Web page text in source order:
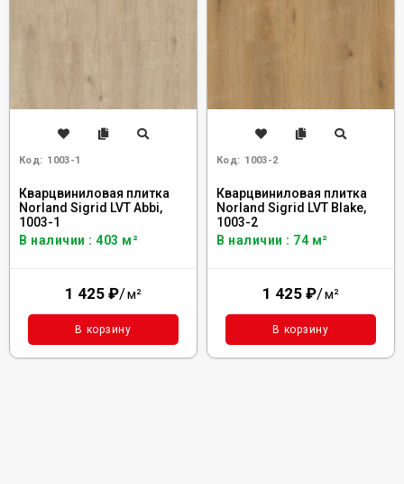
Код: 1003-1
Кварцвиниловая плитка
Norland Sigrid LVT Abbi,
1003-1
В наличии : 403 м²
1 425 ₽/м²
В корзину
Код: 1003-2
Кварцвиниловая плитка
Norland Sigrid LVT Blake,
1003-2
В наличии : 74 м²
1 425 ₽/м²
В корзину